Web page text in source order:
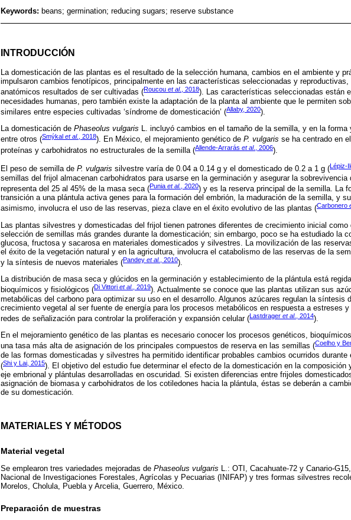
Keywords: beans; germination; reducing sugars; reserve substance
INTRODUCCIÓN
La domesticación de las plantas es el resultado de la selección humana, cambios en el ambiente y
impulsaron cambios fenotípicos, principalmente en las características seleccionadas y
anatómicos resultados de ser cultivadas (Roucou et al., 2018). Las características seleccionadas están
necesidades humanas, pero también existe la adaptación de la planta al ambiente que le permiten
similares entre especies cultivadas ‘síndrome de domesticación’ (Allaby, 2020).
La domesticación de Phaseolus vulgaris L. incluyó cambios en el tamaño de la semilla, y en la forma
entre otros (Smýkal et al., 2018). En México, el mejoramiento genético de P. vulgaris se ha centrado en
proteínas y carbohidratos no estructurales de la semilla (Allende-Arrarás et al., 2006).
El peso de semilla de P. vulgaris silvestre varía de 0.04 a 0.14 g y el domesticado de 0.2 a 1 g ( Lépiz-
semillas del frijol almacenan carbohidratos para usarse en la germinación y asegurar la sobrevivencia
representa del 25 al 45% de la masa seca (Punia et al. , 2020) y es la reserva principal de la semilla. La
transición a una plántula activa genes para la formación del embrión, la maduración de la semilla, y
asimismo, involucra el uso de las reservas, pieza clave en el éxito evolutivo de las plantas (Carbonero
Las plantas silvestres y domesticadas del frijol tienen patrones diferentes de crecimiento inicial
selección de semillas más grandes durante la domesticación; sin embargo, poco se ha estudiado la
glucosa, fructosa y sacarosa en materiales domesticados y silvestres. La movilización de las
el éxito de la vegetación natural y en la agricultura, involucra el catabolismo de las reservas de la
y la síntesis de nuevos materiales (Pandey et al. , 2010).
La distribución de masa seca y glúcidos en la germinación y establecimiento de la plántula está
bioquímicos y fisiológicos (Di Vittori et al., 2019). Actualmente se conoce que las plantas utilizan sus
metabólicas del carbono para optimizar su uso en el desarrollo. Algunos azúcares regulan la síntesis
crecimiento vegetal al ser fuente de energía para los procesos metabólicos en respuesta a estreses
redes de señalización para controlar la proliferación y expansión celular (Lastdrager et al., 2014).
En el mejoramiento genético de las plantas es necesario conocer los procesos genéticos,
una tasa más alta de asignación de los principales compuestos de reserva en las semillas (Coelho y
de las formas domesticadas y silvestres ha permitido identificar probables cambios ocurridos
(Shi y Lai, 2015). El objetivo del estudio fue determinar el efecto de la domesticación en la composición
eje embrional y plántulas desarrolladas en oscuridad. Si existen diferencias entre frijoles
asignación de biomasa y carbohidratos de los cotiledones hacia la plántula, éstas se deberán a
de su domesticación.
MATERIALES Y MÉTODOS
Material vegetal
Se emplearon tres variedades mejoradas de Phaseolus vulgaris L.: OTI, Cacahuate-72 y Canario-
Nacional de Investigaciones Forestales, Agrícolas y Pecuarias (INIFAP) y tres formas silvestres
Morelos, Cholula, Puebla y Arcelia, Guerrero, México.
Preparación de muestras